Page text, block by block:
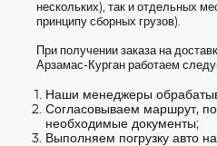
нескольких), так и отдельных
принципу сборных грузов).
При получении заказа на
Арзамас-Курган работаем
Наши менеджеры
Согласовываем маршрут,
необходимые документы;
Выполняем погрузку авто